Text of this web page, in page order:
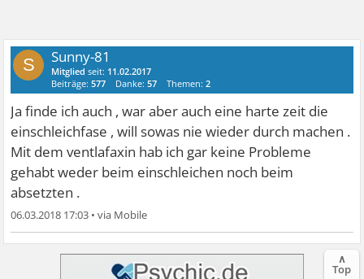
S Sunny-81
Mitglied seit: 11.02.2017
Beiträge:577 Danke:57 Themen:2
Ja finde ich auch , war aber auch eine harte zeit die
einschleichfase , will sowas nie wieder durch machen .
Mit dem ventlafaxin hab ich gar keine Probleme
gehabt weder beim einschleichen noch beim
absetzten .
06.03.2018 17:03 •
∧
Top